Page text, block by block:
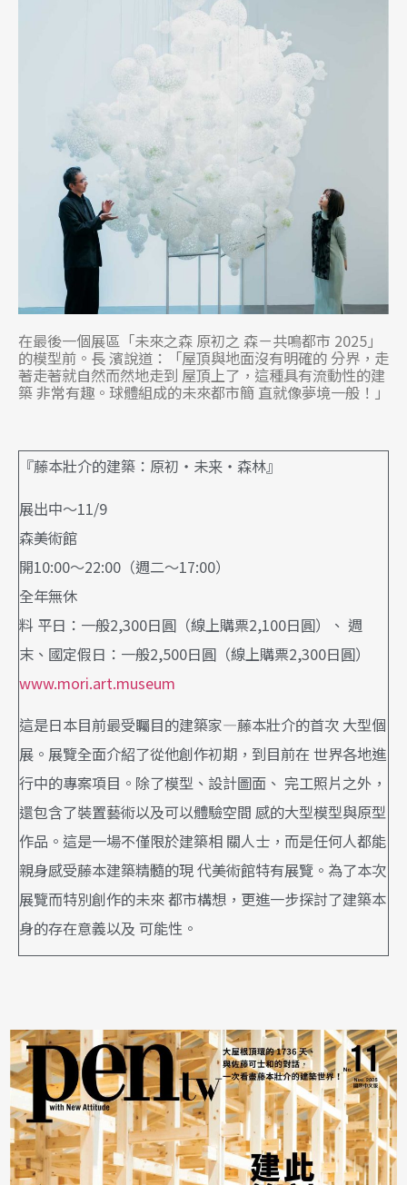
在最後一個展區「未來之森 原初之 森－共鳴都市 2025」
的模型前。長 濱說道：「屋頂與地面沒有明確的 分界，走
著走著就自然而然地走到 屋頂上了，這種具有流動性的建
築 非常有趣。球體組成的未來都市簡 直就像夢境一般！」
『藤本壯介的建築：原初・未来・森林』
展出中～11/9
森美術館
開10:00～22:00（週二～17:00）
全年無休
料 平日：一般2,300日圓（線上購票2,100日圓）、 週
末、國定假日：一般2,500日圓（線上購票2,300日圓）
www.mori.art.museum
這是日本目前最受矚目的建築家—藤本壯介的首次 大型個
展。展覽全面介紹了從他創作初期，到目前在 世界各地進
行中的專案項目。除了模型、設計圖面、 完工照片之外，
還包含了裝置藝術以及可以體驗空間 感的大型模型與原型
作品。這是一場不僅限於建築相 關人士，而是任何人都能
親身感受藤本建築精髓的現 代美術館特有展覽。為了本次
展覽而特別創作的未來 都市構想，更進一步探討了建築本
身的存在意義以及 可能性。